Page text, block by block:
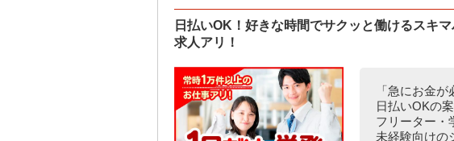
日払いOK！好きな時間でサクッと働けるスキ
求人アリ！
「急にお金
日払いOKの
フリーター・
未経験向けの